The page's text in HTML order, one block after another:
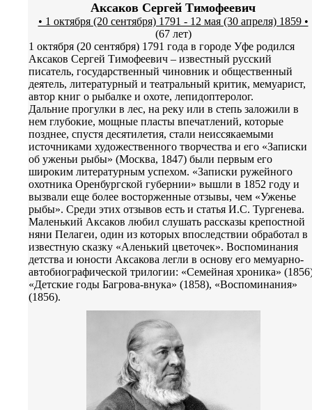
Аксаков Сергей Тимофеевич
• 1 октября (20 сентября) 1791 - 12 мая (30 апреля) 1859 •
(67 лет)
1 октября (20 сентября) 1791 года в городе Уфе родился
Аксаков Сергей Тимофеевич – известный русский
писатель, государственный чиновник и общественный
деятель, литературный и театральный критик, мемуарист,
автор книг о рыбалке и охоте, лепидоптеролог.
Дальние прогулки в лес, на реку или в степь заложили в
нем глубокие, мощные пласты впечатлений, которые
позднее, спустя десятилетия, стали неиссякаемыми
источниками художественного творчества и его «Записки
об уженьи рыбы» (Москва, 1847) были первым его
широким литературным успехом. «Записки ружейного
охотника Оренбургской губернии» вышли в 1852 году и
вызвали еще более восторженные отзывы, чем «Уженье
рыбы». Среди этих отзывов есть и статья И.С. Тургенева.
Маленький Аксаков любил слушать рассказы крепостной
няни Пелагеи, один из которых впоследствии обработал в
известную сказку «Аленький цветочек». Воспоминания
детства и юности Аксакова легли в основу его мемуарно-
автобиографической трилогии: «Семейная хроника»
«Детские годы Багрова-внука» (1858), «Воспоминания»
(1856).